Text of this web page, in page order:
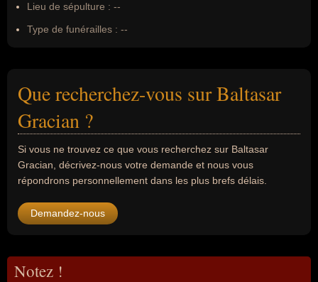
Lieu de sépulture : --
Type de funérailles : --
Que recherchez-vous sur Baltasar
Gracian ?
Si vous ne trouvez ce que vous recherchez sur Baltasar
Gracian, décrivez-nous votre demande et nous vous
répondrons personnellement dans les plus brefs délais.
Demandez-nous
Notez !